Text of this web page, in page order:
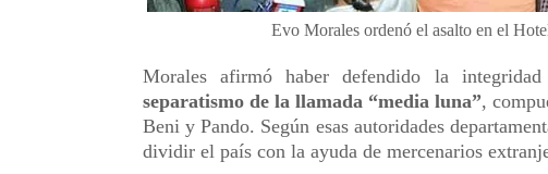
Evo Morales ordenó el asalto en el
Morales afirmó haber defendido la
separatismo de la llamada “media luna”,
Beni y Pando. Según esas autoridades
dividir el país con la ayuda de mercenarios